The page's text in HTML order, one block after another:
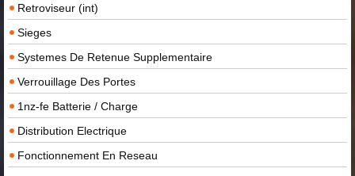
Retroviseur (int)
Sieges
Systemes De Retenue Supplementaire
Verrouillage Des Portes
1nz-fe Batterie / Charge
Distribution Electrique
Fonctionnement En Reseau